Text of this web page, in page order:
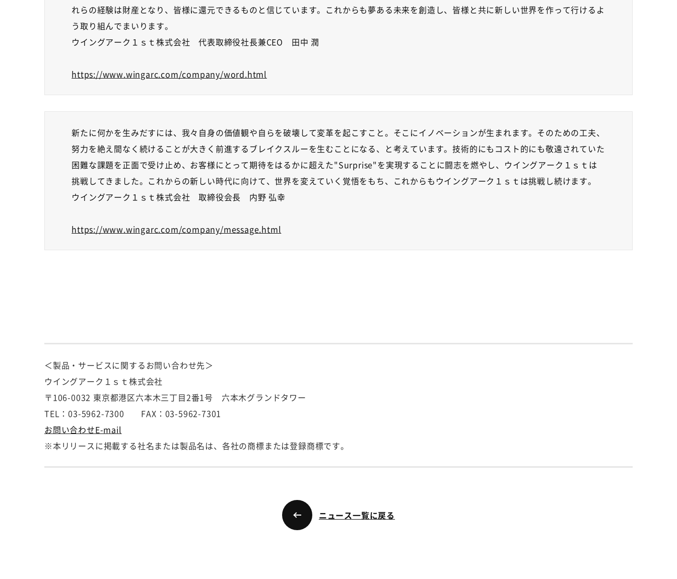
れらの経験は財産となり、皆様に還元できるものと信じています。これからも夢ある未来を創造し、皆様と共に新しい世界を作って行けるよ
う取り組んでまいります。
ウイングアーク１ｓｔ株式会社 代表取締役社長兼CEO 田中 潤
https://www.wingarc.com/company/word.html
新たに何かを生みだすには、我々自身の価値観や自らを破壊して変革を起こすこと。そこにイノベーションが生まれます。そのための工夫、
努力を絶え間なく続けることが大きく前進するブレイクスルーを生むことになる、と考えています。技術的にもコスト的にも敬遠されていた
困難な課題を正面で受け止め、お客様にとって期待をはるかに超えた"Surprise"を実現することに闘志を燃やし、ウイングアーク１ｓｔは
挑戦してきました。これからの新しい時代に向けて、世界を変えていく覚悟をもち、これからもウイングアーク１ｓｔは挑戦し続けます。
ウイングアーク１ｓｔ株式会社 取締役会長 内野 弘幸
https://www.wingarc.com/company/message.html
＜製品・サービスに関するお問い合わせ先＞
ウイングアーク１ｓｔ株式会社
〒106-0032 東京都港区六本木三丁目2番1号 六本木グランドタワー
TEL：03-5962-7300 FAX：03-5962-7301
お問い合わせE-mail
※本リリースに掲載する社名または製品名は、各社の商標または登録商標です。
ニュース一覧に戻る